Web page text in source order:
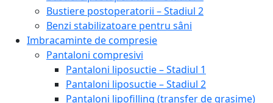
Bustiere postoperatorii – Stadiul 2
Benzi stabilizatoare pentru sâni
Imbracaminte de compresie
Pantaloni compresivi
Pantaloni liposuctie – Stadiul 1
Pantaloni liposuctie – Stadiul 2
Pantaloni lipofilling (transfer de grasime)